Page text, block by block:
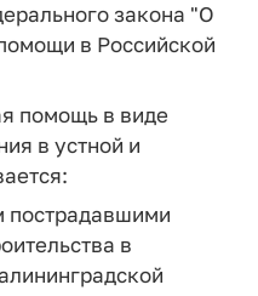
закона "О
в Российской
помощь в виде
в устной и
пострадавшими
в